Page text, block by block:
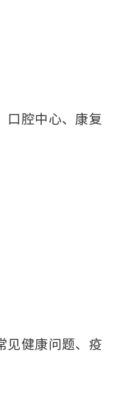
口腔中心、康复
见健康问题、疫